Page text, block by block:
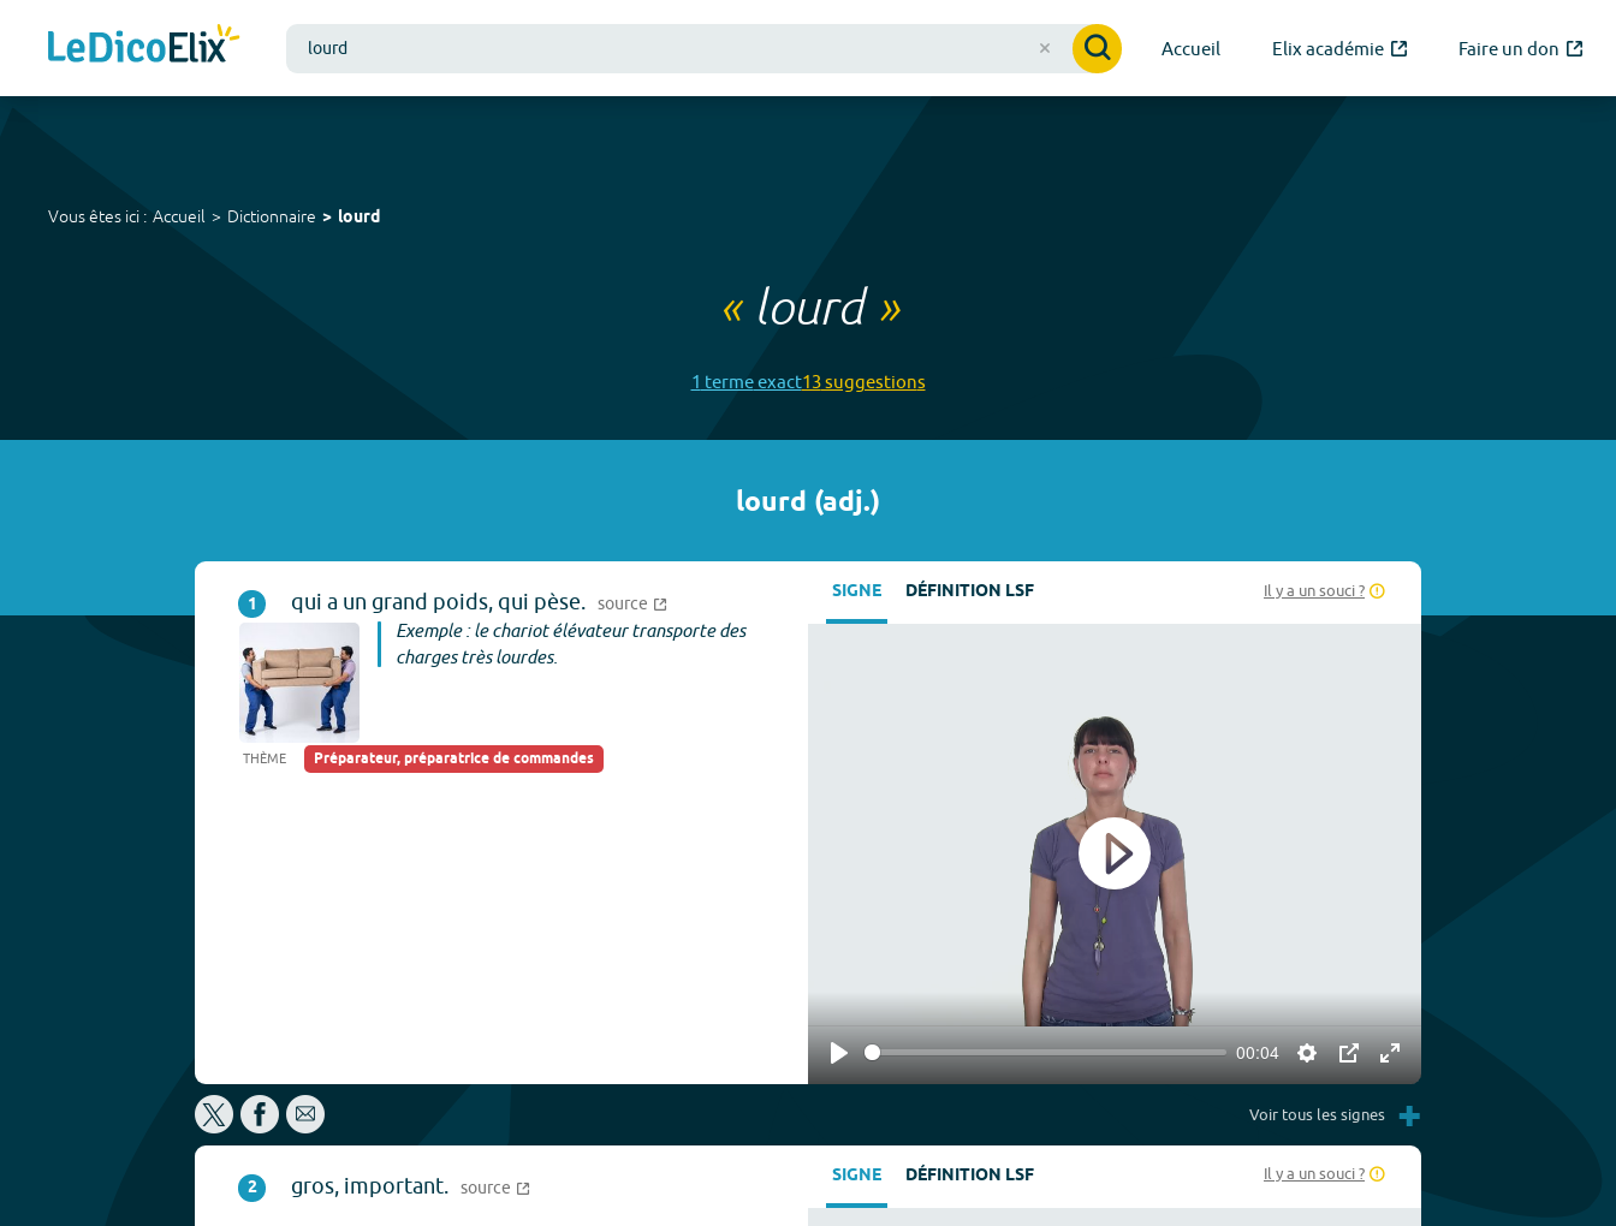
Accueil Elix académie Faire un don
Vous êtes ici : Accueil Dictionnaire lourd
« lourd»
1 termeexact13suggestions
lourd (adj.)
1 qui a un grand poids, qui pèse. source
Exemple : le chariot élévateur transporte des
charges très lourdes.
THÈME Préparateur, préparatrice de commandes
SIGNE DÉFINITION LSF Il y a un souci ?
Play
00:04
Settings
PIP Enter
fullscreen
Play
Voir tous les signes +
2 gros, important. source SIGNE DÉFINITION LSF Il y a un souci ?